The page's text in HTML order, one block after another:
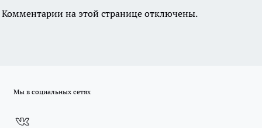
Комментарии на этой странице отключены.
Мы в социальных сетях